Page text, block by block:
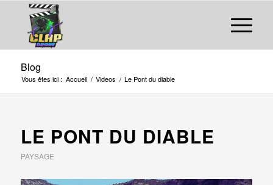
Blog
Vous êtes ici : Accueil / Videos / Le Pont du diable
LE PONT DU DIABLE
PAYSAGE